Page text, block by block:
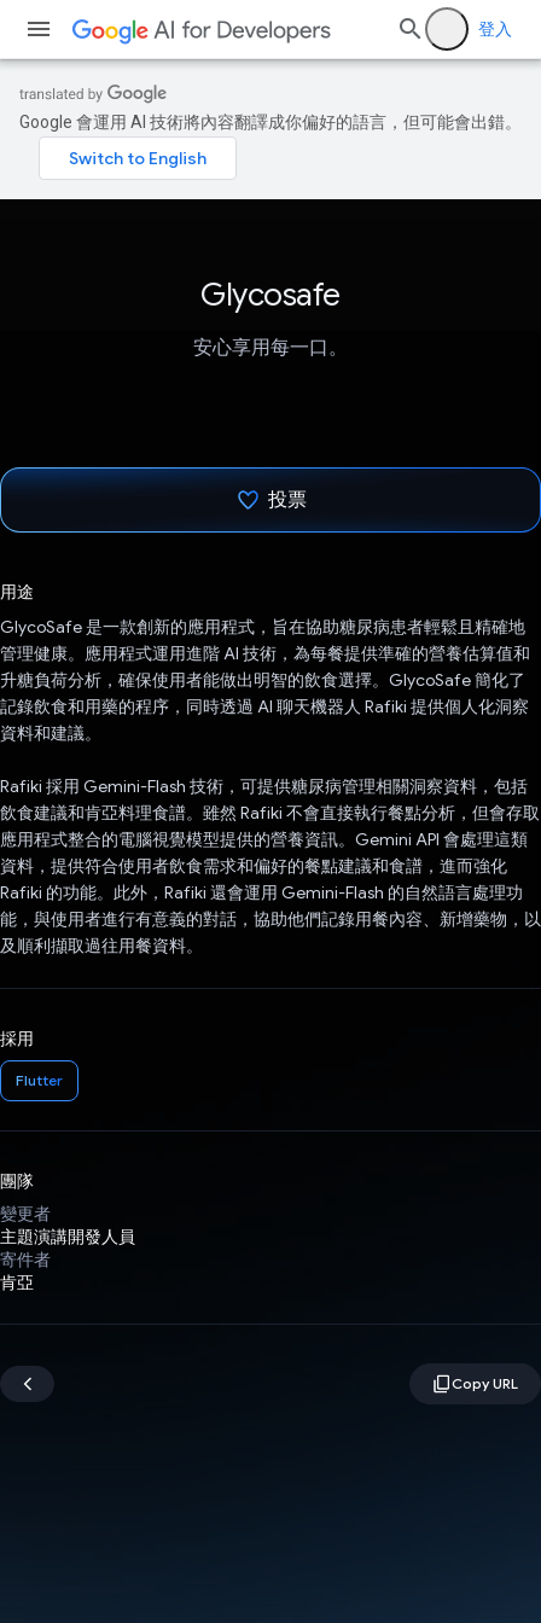
登入
Google 會運用 AI 技術將內容翻譯成你偏好的語言，但可能會出錯。
Glycosafe
安心享用每一口。
投票
用途
GlycoSafe 是一款創新的應用程式，旨在協助糖尿病患者輕鬆且精確地
管理健康。應用程式運用進階 AI 技術，為每餐提供準確的營養估算值和
升糖負荷分析，確保使用者能做出明智的飲食選擇。GlycoSafe 簡化了
記錄飲食和用藥的程序，同時透過 AI 聊天機器人 Rafiki 提供個人化洞察
資料和建議。
Rafiki 採用 Gemini-Flash 技術，可提供糖尿病管理相關洞察資料，包括
飲食建議和肯亞料理食譜。雖然 Rafiki 不會直接執行餐點分析，但會存取
應用程式整合的電腦視覺模型提供的營養資訊。Gemini API 會處理這類
資料，提供符合使用者飲食需求和偏好的餐點建議和食譜，進而強化
Rafiki 的功能。此外，Rafiki 還會運用 Gemini-Flash 的自然語言處理功
能，與使用者進行有意義的對話，協助他們記錄用餐內容、新增藥物，以
及順利擷取過往用餐資料。
採用
Flutter
團隊
變更者
主題演講開發人員
寄件者
肯亞